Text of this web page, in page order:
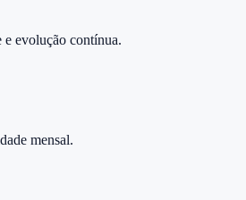
e evolução contínua.
mensal.